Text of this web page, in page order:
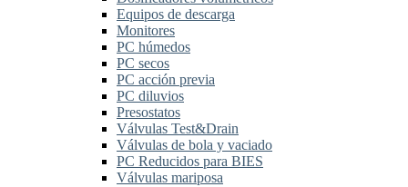
Equipos de descarga
Monitores
PC húmedos
PC secos
PC acción previa
PC diluvios
Presostatos
Válvulas Test&Drain
Válvulas de bola y vaciado
PC Reducidos para BIES
Válvulas mariposa